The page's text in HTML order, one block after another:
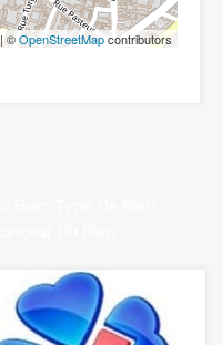
| ©OpenStreetMapcontributors